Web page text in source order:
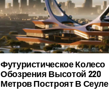
Футуристическое Колесо
Обозрения Высотой 220
Метров Построят В Сеуле